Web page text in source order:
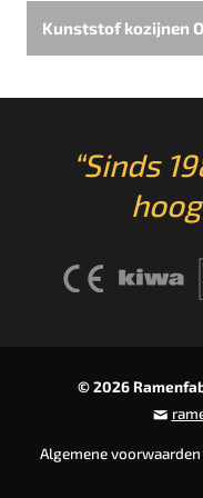
Kunststof kozijnen
“Sinds
© 2026
Algemene voorwaarden